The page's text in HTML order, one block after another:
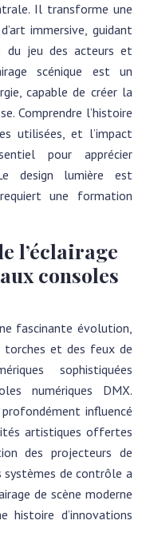
Il transforme une
immersive, guidant
du jeu des acteurs et
scénique est un
capable de créer la
Comprendre l’histoire
utilisées, et l’impact
pour apprécier
design lumière est
une formation
l’éclairage
consoles
fascinante évolution,
torches et des feux de
sophistiquées
numériques DMX.
influencé
artistiques offertes
des projecteurs de
de contrôle a
de scène moderne
d’innovations